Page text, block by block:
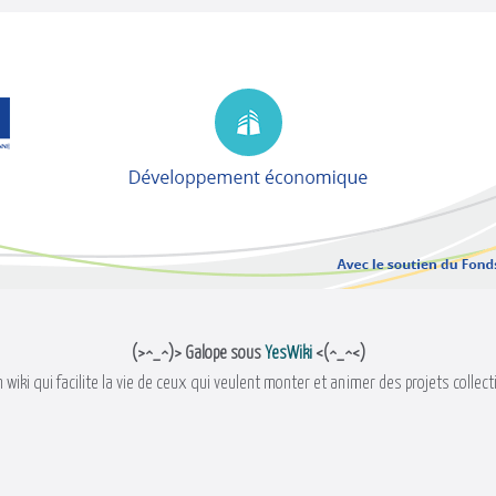
(>^_^)> Galope sous YesWiki<(^_^<)
wiki qui facilite la vie de ceux qui veulent monter et animer des projets